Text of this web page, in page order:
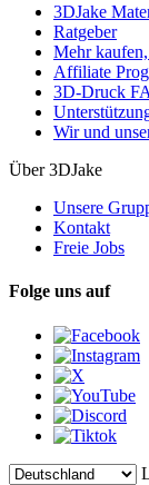
3DJake
Ratgeber
Mehr
Affiliate
3D-Druck
Wir und
Über 3DJake
Unsere
Kontakt
Freie Jobs
Folge uns auf